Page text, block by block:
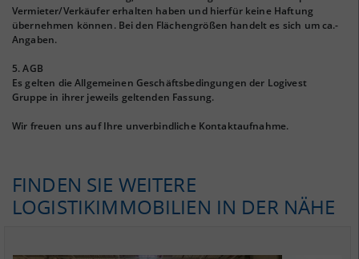
Vermieter/Verkäufer erhalten haben und hierfür keine Haftung
übernehmen können. Bei den Flächengrößen handelt es sich um ca.-
Angaben.
5. AGB
Es gelten die Allgemeinen Geschäftsbedingungen der Logivest
Gruppe in ihrer jeweils geltenden Fassung.
Wir freuen uns auf Ihre unverbindliche Kontaktaufnahme.
FINDEN SIE WEITERE
LOGISTIKIMMOBILIEN IN DER NÄHE